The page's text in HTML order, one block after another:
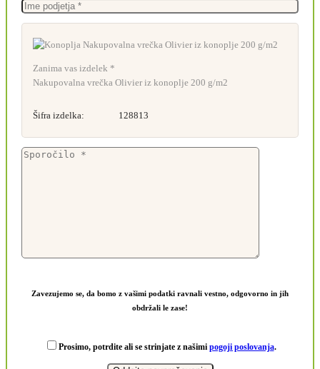
Zanima vas izdelek *
Nakupovalna vrečka Olivier iz konoplje 200 g/m2
Šifra izdelka: 128813
Zavezujemo se, da bomo z vašimi podatki ravnali vestno, odgovorno in jih
obdržali le zase!
Prosimo, potrdite ali se strinjate z našimi pogoji poslovanja.